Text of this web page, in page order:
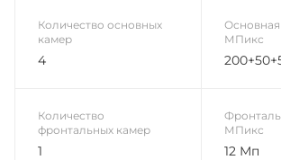
Количество основных
камер
4
МПикс
Количество
фронтальных камер
1
МПикс
12 Мп